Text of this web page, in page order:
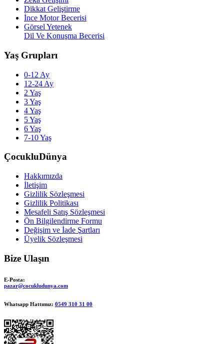
Dikkat Geliştirme
İnce Motor Becerisi
Görsel Yetenek
Dil Ve Konuşma Becerisi
Yaş Grupları
0-12 Ay
12-24 Ay
2 Yaş
3 Yaş
4 Yaş
5 Yaş
6 Yaş
7-10 Yaş
ÇocukluDünya
Hakkımızda
İletişim
Gizlilik Sözleşmesi
Gizlilik Politikası
Mesafeli Satış Sözleşmesi
Ön Bilgilendirme Formu
Değişim ve İade Şartları
Üyelik Sözleşmesi
Bize Ulaşın
E-Posta:
pazar@cocukludunya.com
Whatsapp Hattımız: 0549 310 31 00